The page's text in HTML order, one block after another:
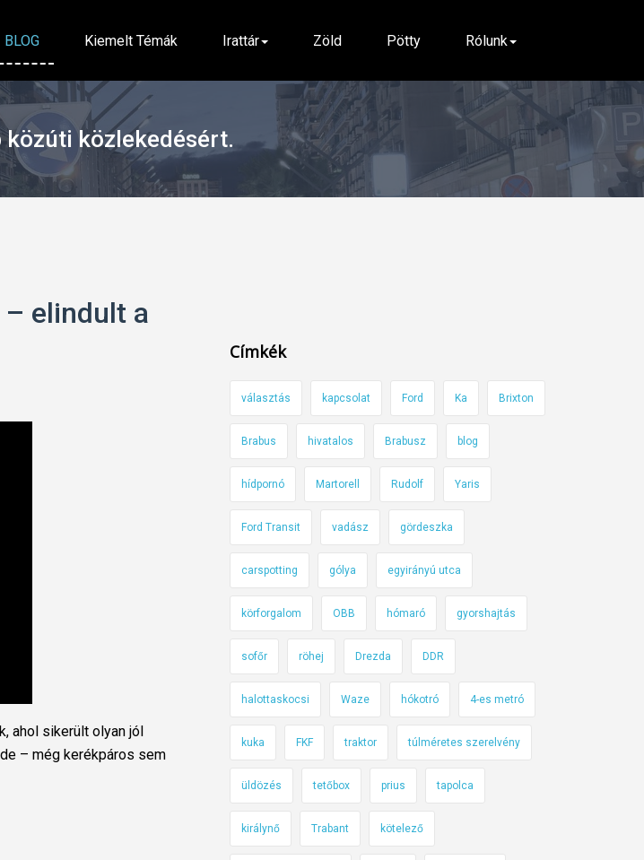
BLOG Kiemelt Témák Irattár Zöld Pötty Rólunk
közúti közlekedésért.
elindult a
ahol sikerült olyan jól
– még kerékpáros sem
Címkék
választás kapcsolat Ford Ka Brixton
Brabus hivatalos Brabusz blog
hídpornó Martorell Rudolf Yaris
Ford Transit vadász gördeszka
carspotting gólya egyirányú utca
körforgalom OBB hómaró gyorshajtás
sofőr röhej Drezda DDR
halottaskocsi Waze hókotró 4-es metró
kuka FKF traktor túlméretes szerelvény
üldözés tetőbox prius tapolca
királynő Trabant kötelező